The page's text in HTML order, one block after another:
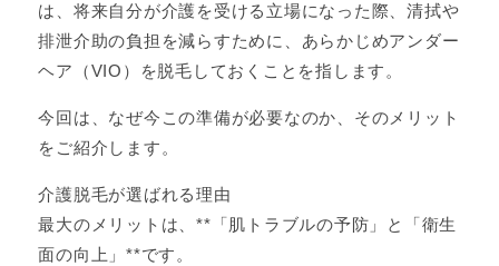
は、将来自分が介護を受ける立場になった際、清拭や
排泄介助の負担を減らすために、あらかじめアンダー
ヘア（VIO）を脱毛しておくことを指します。
今回は、なぜ今この準備が必要なのか、そのメリット
をご紹介します。
介護脱毛が選ばれる理由
最大のメリットは、**「肌トラブルの予防」と「衛生
面の向上」**です。